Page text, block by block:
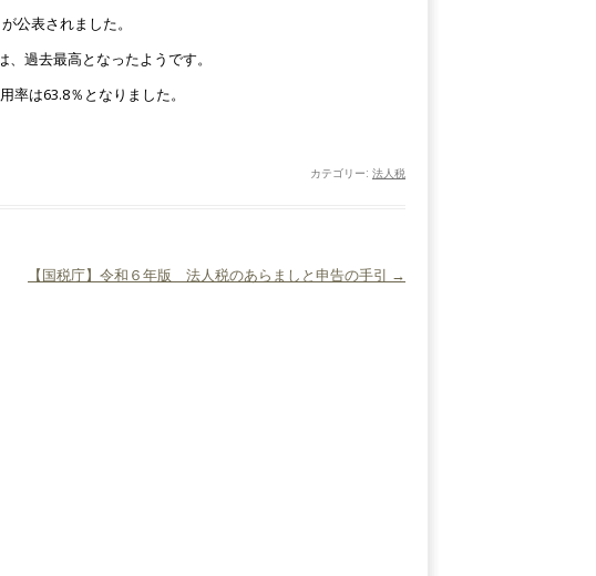
公表されました。
過去最高となったようです。
率は63.8％となりました。
カテゴリー: 法人税
【国税庁】令和６年版 法人税のあらましと申告の手引 →